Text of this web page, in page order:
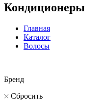
Кондиционеры
Главная
Каталог
Волосы
Бренд
Сбросить